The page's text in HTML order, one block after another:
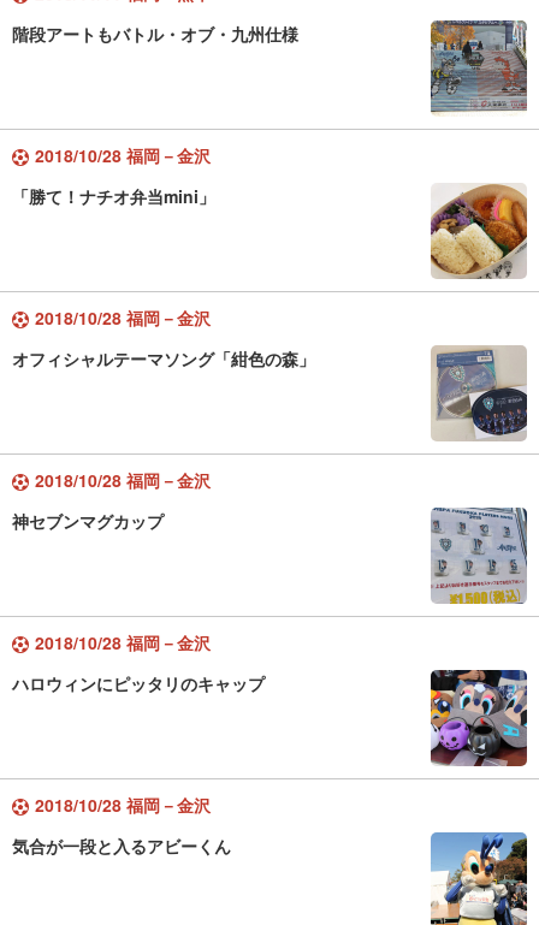
階段アートもバトル・オブ・九州仕様
2018/10/28 福岡－金沢
「勝て！ナチオ弁当mini」
2018/10/28 福岡－金沢
オフィシャルテーマソング「紺色の森」
2018/10/28 福岡－金沢
神セブンマグカップ
2018/10/28 福岡－金沢
ハロウィンにピッタリのキャップ
2018/10/28 福岡－金沢
気合が一段と入るアビーくん